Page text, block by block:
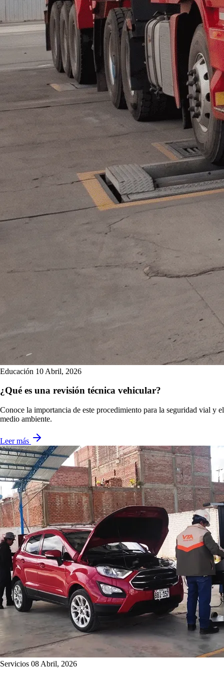
Educación 10 Abril, 2026
¿Qué es una revisión técnica vehicular?
Conoce la importancia de este procedimiento para la seguridad vial y el
medio ambiente.
Leer más
Servicios 08 Abril, 2026